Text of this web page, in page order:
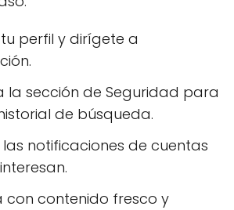
perfil y dirígete a
la sección de Seguridad para
de búsqueda.
notificaciones de cuentas
con contenido fresco y